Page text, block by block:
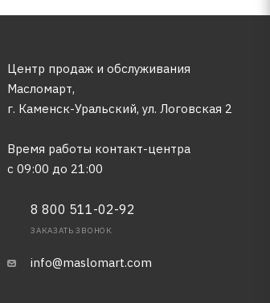
Центр продаж и обслуживания
Масломарт,
г. Каменск-Уральский, ул. Логовская 2
Время работы контакт-центра
с 09:00 до 21:00
8 800 511-02-92
ЗАКАЗАТЬ ЗВОНОК
info@maslomart.com